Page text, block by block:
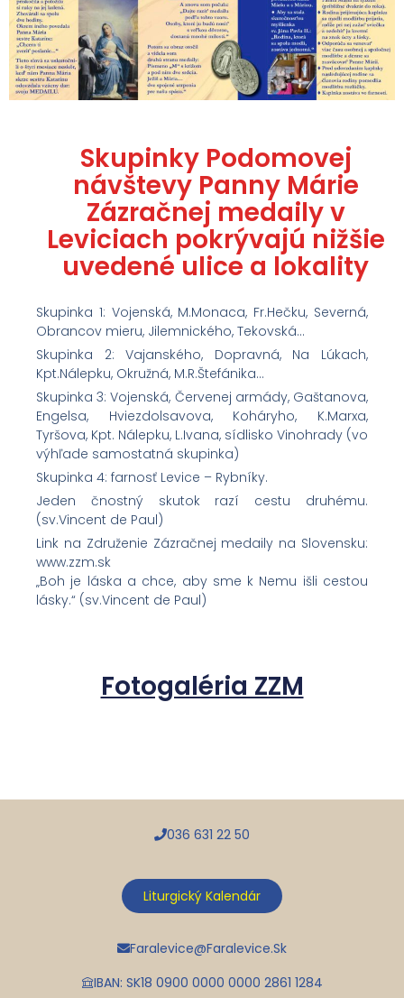
Skupinky Podomovej
návštevy Panny Márie
Zázračnej medaily v
Leviciach pokrývajú nižšie
uvedené ulice a lokality
Skupinka 1: Vojenská, M.Monaca, Fr.Hečku, Severná,
Obrancov mieru, Jilemnického, Tekovská…
Skupinka 2: Vajanského, Dopravná, Na Lúkach,
Kpt.Nálepku, Okružná, M.R.Štefánika…
Skupinka 3: Vojenská, Červenej armády, Gaštanova,
Engelsa, Hviezdolsavova, Koháryho, K.Marxa,
Tyršova, Kpt. Nálepku, L.Ivana, sídlisko Vinohrady (vo
výhľade samostatná skupinka)
Skupinka 4: farnosť Levice – Rybníky.
Jeden čnostný skutok razí cestu druhému.
(sv.Vincent de Paul)
Link na Združenie Zázračnej medaily na Slovensku:
www.zzm.sk
„Boh je láska a chce, aby sme k Nemu išli cestou
lásky.“ (sv.Vincent de Paul)
Fotogaléria ZZM
036 631 22 50
Liturgický Kalendár
Faralevice@faralevice.sk
IBAN: SK18 0900 0000 0000 2861 1284